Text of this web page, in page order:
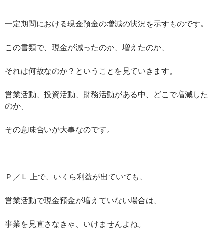
一定期間における現金預金の増減の状況を示すものです。
この書類で、現金が減ったのか、増えたのか、
それは何故なのか？ということを見ていきます。
営業活動、投資活動、財務活動がある中、どこで増減した
のか、
その意味合いが大事なのです。
Ｐ／Ｌ 上で、いくら利益が出ていても、
営業活動で現金預金が増えていない場合は、
事業を見直さなきゃ、いけませんよね。